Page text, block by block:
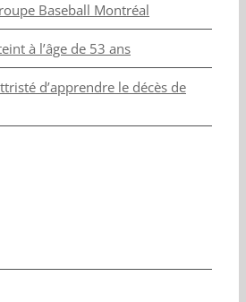
Baseball Montréal
à l’âge de 53 ans
d’apprendre le décès de